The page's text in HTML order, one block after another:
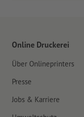
Online Druckerei
Über Onlineprinters
Presse
Jobs & Karriere